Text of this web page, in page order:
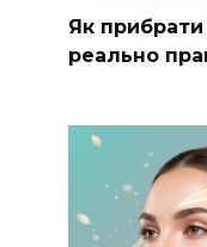
Як прибрати
реально